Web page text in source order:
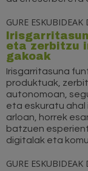
GURE ESKUBIDEAK
eta zerbitzu
gakoak
Irisgarritasuna
produktuak,
autonomoan,
eta eskuratu
arloan, horrek
batzuen
digitalak eta
GURE ESKUBIDEAK